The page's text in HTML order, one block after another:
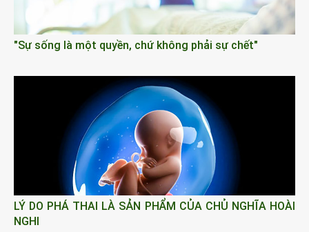
"Sự sống là một quyền, chứ không phải sự chết"
LÝ DO PHÁ THAI LÀ SẢN PHẨM CỦA CHỦ NGHĨA HOÀI
NGHI